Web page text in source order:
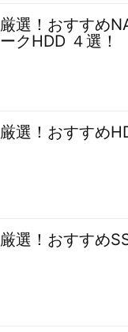
厳選！おすすめ
ークHDD ４選！
厳選！おすすめ
厳選！おすすめ